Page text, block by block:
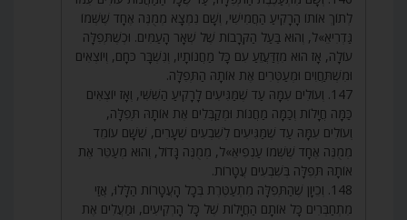
לְתוֹךְ אוֹתוֹ הָרָקִיעַ הַחֲמִישִׁי, וְשָׁם נִמְצָא מְמֻנֶּה אֶחָד שֶׁשְּׁמוֹ
גַּדְרִיאֵ»ל, וְהוּא בַּעַל הַקְּרָבוֹת שֶׁל שְׁאָר הָעַמִּים. וּכְשֶׁתְּפִלָּה
עוֹלָה, אָז הוּא מִזְדַּעֲזֵעַ עִם כָּל מַחֲנוֹתָיו, וְנִשְׁבָּר כֹּחָם, וְיוֹצְאִים
וּמִשְׁתַּחֲוִים וּמְעַטְּרִים אֶת אוֹתָהּ הַתְּפִלָּה.
147. וְעוֹלִים עִמָּהּ עַד שֶׁמַּגִּיעִים לָרָקִיעַ הַשִּׁשִּׁי, וְאָז יוֹצְאִים
כַּמָּה חֲיָלוֹת וְכַמָּה מַחֲנוֹת וּמְקַבְּלִים אֶת אוֹתָהּ תְּפִלָּה,
וְעוֹלִים עִמָּהּ עַד שֶׁמַּגִּיעִים לְשִׁבְעִים שְׁעָרִים, שֶׁשָּׁם עוֹמֵד
מְמֻנֶּה אֶחָד שֶׁשְּׁמוֹ עַנְפִיאֵ»ל, מְמֻנֶּה גָּדוֹל, וְהוּא מְעַטֵּר אֶת
אוֹתָהּ תְּפִלָּה בְּשִׁבְעִים עֲטָרוֹת.
148. וְכֵיוָן שֶׁהַתְּפִלָּה מִתְעַטֶּרֶת בְּכָל הָעֲטָרוֹת הַלָּלוּ, אֲזַי
מִתְחַבְּרִים כָּל אוֹתָם הַחֲיָלוֹת שֶׁל כָּל הָרְקִיעִים, וּמַעֲלִים אֶת